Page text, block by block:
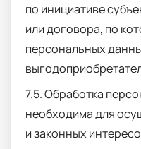
по инициативе
или договора, по
персональных
7.5. Обработка
необходима для
и законных